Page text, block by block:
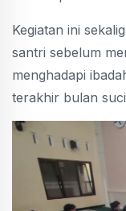
Kegiatan ini
santri sebelum
menghadapi
terakhir bulan